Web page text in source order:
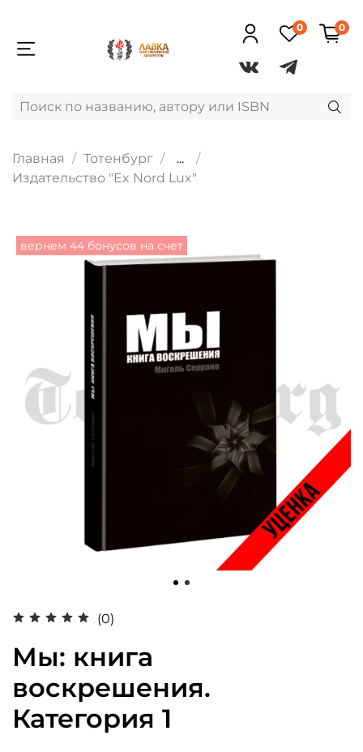
0 0
Главная Тотенбург
...
Издательство "Ex Nord Lux"
вернем 44 бонусов на счет
(0)
Мы: книга
воскрешения.
Категория 1